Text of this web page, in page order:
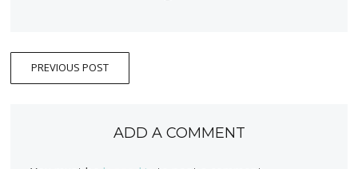
PREVIOUS POST
ADD A COMMENT